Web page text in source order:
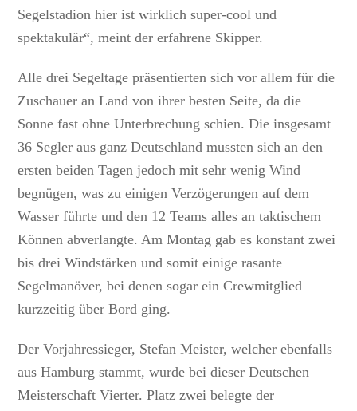
Segelstadion hier ist wirklich super-cool und
spektakulär“, meint der erfahrene Skipper.
Alle drei Segeltage präsentierten sich vor allem für die
Zuschauer an Land von ihrer besten Seite, da die
Sonne fast ohne Unterbrechung schien. Die insgesamt
36 Segler aus ganz Deutschland mussten sich an den
ersten beiden Tagen jedoch mit sehr wenig Wind
begnügen, was zu einigen Verzögerungen auf dem
Wasser führte und den 12 Teams alles an taktischem
Können abverlangte. Am Montag gab es konstant zwei
bis drei Windstärken und somit einige rasante
Segelmanöver, bei denen sogar ein Crewmitglied
kurzzeitig über Bord ging.
Der Vorjahressieger, Stefan Meister, welcher ebenfalls
aus Hamburg stammt, wurde bei dieser Deutschen
Meisterschaft Vierter. Platz zwei belegte der